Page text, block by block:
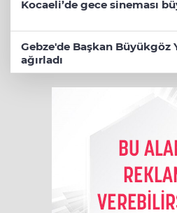
Kocaeli’de gece sineması
Gebze'de Başkan Büyükgöz
ağırladı